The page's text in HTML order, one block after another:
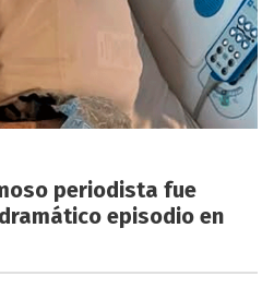
periodista fue
episodio en